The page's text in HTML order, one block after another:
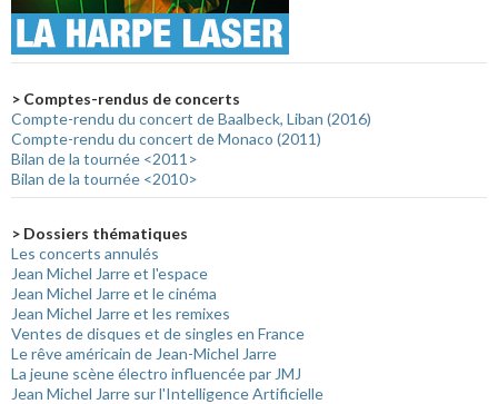
> Comptes-rendus de concerts
Compte-rendu du concert de Baalbeck, Liban (2016)
Compte-rendu du concert de Monaco (2011)
Bilan de la tournée <2011>
Bilan de la tournée <2010>
> Dossiers thématiques
Les concerts annulés
Jean Michel Jarre et l'espace
Jean Michel Jarre et le cinéma
Jean Michel Jarre et les remixes
Ventes de disques et de singles en France
Le rêve américain de Jean-Michel Jarre
La jeune scène électro influencée par JMJ
Jean Michel Jarre sur l'Intelligence Artificielle